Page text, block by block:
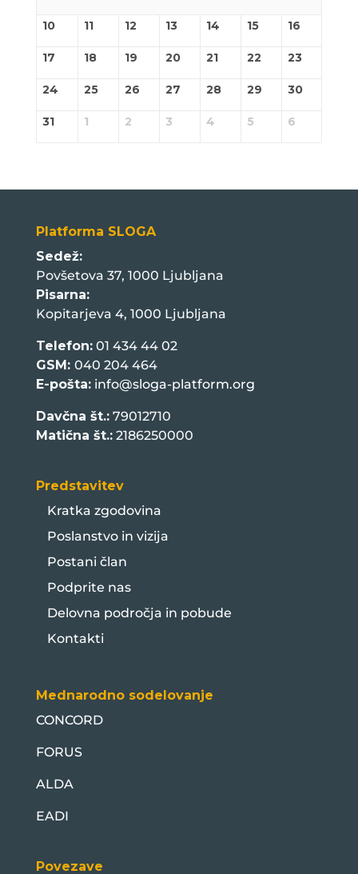
10 11 12 13 14 15 16
17 18 19 20 21 22 23
24 25 26 27 28 29 30
31 1 2 3 4 5 6
Platforma SLOGA
Sedež:
Povšetova 37, 1000 Ljubljana
Pisarna:
Kopitarjeva 4, 1000 Ljubljana
Telefon:01 434 44 02
GSM: 040 204 464
E-pošta: info@sloga-platform.org
Davčna št.:79012710
Matična št.:2186250000
Predstavitev
Kratka zgodovina
Poslanstvo in vizija
Postani član
Podprite nas
Delovna področja in pobude
Kontakti
Mednarodno sodelovanje
CONCORD
FORUS
ALDA
EADI
Povezave